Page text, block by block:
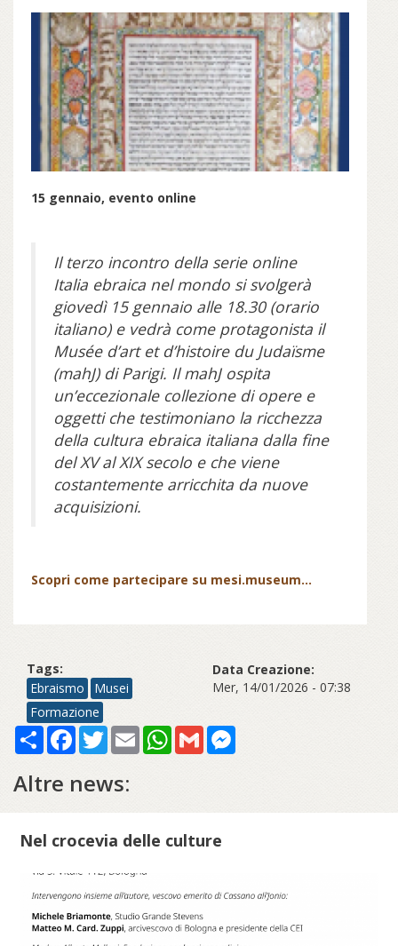
15 gennaio, evento online
Il terzo incontro della serie online
Italia ebraica nel mondo si svolgerà
giovedì 15 gennaio alle 18.30 (orario
italiano) e vedrà come protagonista il
Musée d’art et d’histoire du Judaïsme
(mahJ) di Parigi. Il mahJ ospita
un’eccezionale collezione di opere e
oggetti che testimoniano la ricchezza
della cultura ebraica italiana dalla fine
del XV al XIX secolo e che viene
costantemente arricchita da nuove
acquisizioni.
Scopri come partecipare su mesi.museum...
Tags:
Ebraismo
Musei
Formazione
Data Creazione:
Mer, 14/01/2026 - 07:38
Share Facebook
TwitterEmail WhatsApp
Gmail
Altre news:
Nel crocevia delle culture